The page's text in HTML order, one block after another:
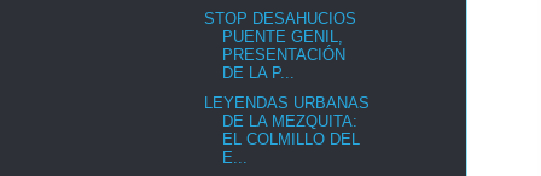
STOP DESAHUCIOS
PUENTE GENIL,
PRESENTACIÓN
DE LA P...
LEYENDAS URBANAS
DE LA MEZQUITA:
EL COLMILLO DEL
E...